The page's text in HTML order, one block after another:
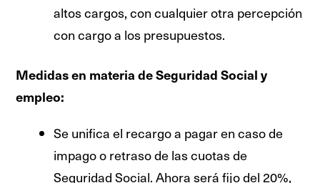
altos cargos, con cualquier otra percepción
con cargo a los presupuestos.
Medidas en materia de Seguridad Social y
empleo:
Se unifica el recargo a pagar en caso de
impago o retraso de las cuotas de
Seguridad Social. Ahora será fijo del 20%,